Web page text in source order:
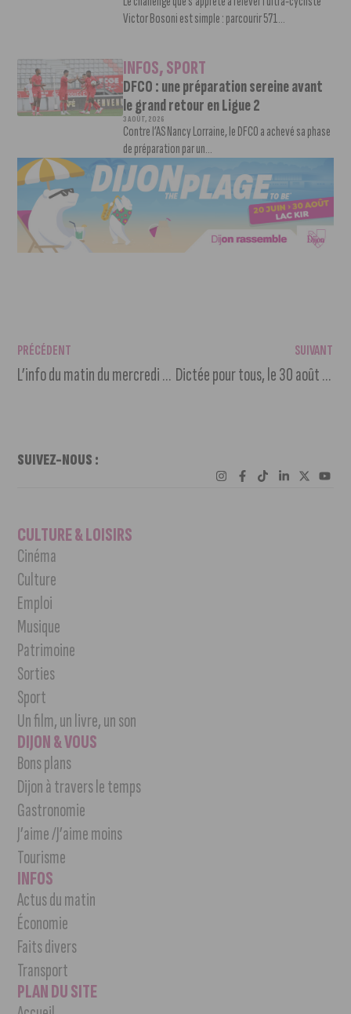
Victor Bosoni est simple : parcourir 571...
INFOS,SPORT
DFCO : une préparation sereine avant
le grand retour en Ligue 2
3 AOÛT, 2026
Contre l’AS Nancy Lorraine, le DFCO a achevé sa phase
de préparation par un...
PRÉCÉDENT
L’info du matin du mercredi 16 août 2023
SUIVANT
Dictée pour tous, le 30 août prochain
SUIVEZ-NOUS :
CULTURE & LOISIRS
Cinéma
Culture
Emploi
Musique
Patrimoine
Sorties
Sport
Un film, un livre, un son
DIJON & VOUS
Bons plans
Dijon à travers le temps
Gastronomie
J’aime /J’aime moins
Tourisme
INFOS
Actus du matin
Économie
Faits divers
Transport
PLAN DU SITE